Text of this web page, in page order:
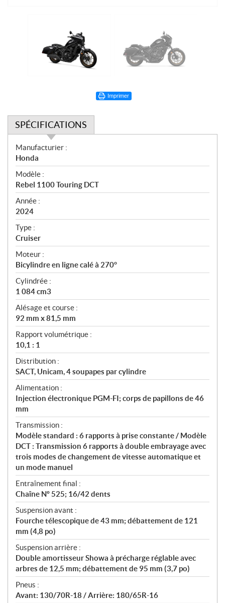
Imprimer
SPÉCIFICATIONS
S
p
é
c
i
f
i
c
a
t
i
o
n
s
Manufacturier :
Honda
Modèle :
Rebel 1100 Touring DCT
Année :
2024
Type :
Cruiser
Moteur :
Bicylindre en ligne calé à 270°
Cylindrée :
1 084 cm3
Alésage et course :
92 mm x 81,5 mm
Rapport volumétrique :
10,1 : 1
Distribution :
SACT, Unicam, 4 soupapes par cylindre
Alimentation :
Injection électronique PGM-FI; corps de papillons de 46
mm
Transmission :
Modèle standard : 6 rapports à prise constante / Modèle
DCT : Transmission 6 rapports à double embrayage avec
trois modes de changement de vitesse automatique et
un mode manuel
Entraînement final :
Chaîne Nº 525; 16/42 dents
Suspension avant :
Fourche télescopique de 43 mm; débattement de 121
mm (4,8 po)
Suspension arrière :
Double amortisseur Showa à précharge réglable avec
arbres de 12,5 mm; débattement de 95 mm (3,7 po)
Pneus :
Avant: 130/70R-18 / Arrière: 180/65R-16